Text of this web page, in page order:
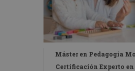
Máster en Pedagogía
Certificación Experto